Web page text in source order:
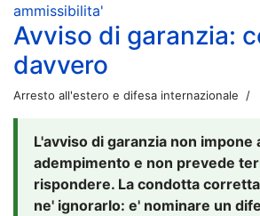
ammissibilita'
Avviso di garanzia:
davvero
Arresto all'estero e difesa internazionale
L'avviso di garanzia non impone
adempimento e non prevede
rispondere. La condotta
ne' ignorarlo: e' nominare un